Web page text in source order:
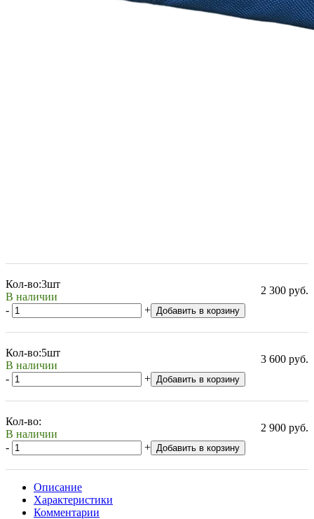
Кол-во:3шт
В наличии
2 300 руб.
-
+ Добавить в корзину
Кол-во:5шт
В наличии
3 600 руб.
-
+ Добавить в корзину
Кол-во:
В наличии
2 900 руб.
-
+ Добавить в корзину
Описание
Характеристики
Комментарии